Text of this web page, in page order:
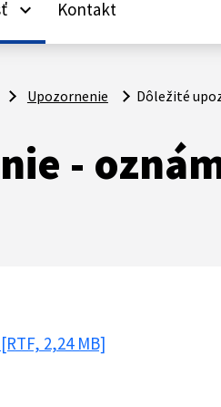
keyboard_arrow_down Kontakt
Upozornenie Dôležité
-
[RTF, 2,24 MB]